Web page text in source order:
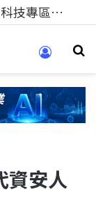
科技人的經驗傳承地！在 Pei Pei 科技專區，與學弟妹交流最硬核的技術
安人